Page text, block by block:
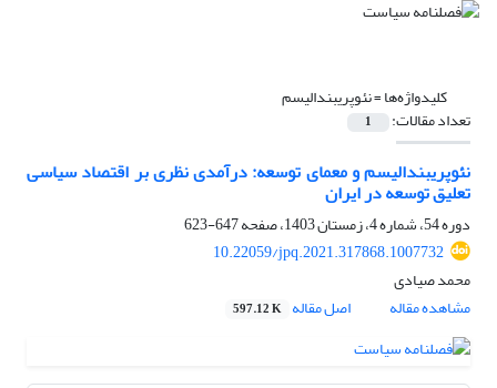
کلیدواژه‌ها =نئوپریبندالیسم
تعداد مقالات: 1
نئوپریبندالیسم و معمای توسعه: درآمدی نظری بر اقتصاد سیاسی
تعلیق توسعه در ایران
دوره 54، شماره 4، زمستان 1403، صفحه
647-623
10.22059/jpq.2021.317868.1007732
محمد صیادی
مشاهده مقاله
اصل مقاله 597.12 K